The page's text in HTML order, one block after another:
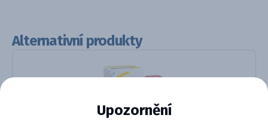
Alternativní produkty
Upozornění